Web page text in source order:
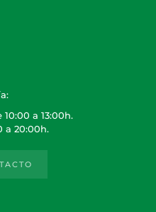
10:00 a 13:00h.
a 20:00h.